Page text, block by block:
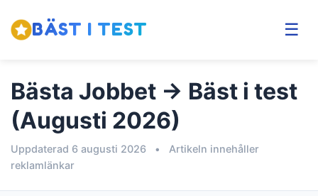
BÄST I TEST ☰
Bästa Jobbet → Bäst i test
(Augusti 2026)
Uppdaterad 6 augusti 2026 •
Artikeln innehåller
reklamlänkar